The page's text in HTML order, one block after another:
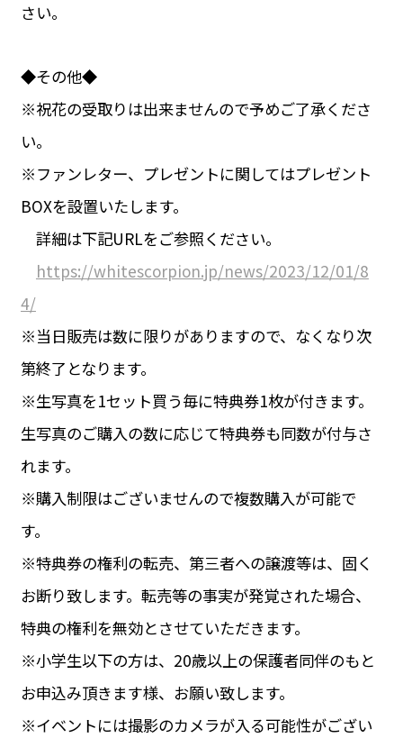
さい。
◆その他◆
※祝花の受取りは出来ませんので予めご了承くださ
い。
※ファンレター、プレゼントに関してはプレゼント
BOXを設置いたします。
詳細は下記URLをご参照ください。
https://whitescorpion.jp/news/2023/12/01/8
4/
※当日販売は数に限りがありますので、なくなり次
第終了となります。
※生写真を1セット買う毎に特典券1枚が付きます。
生写真のご購入の数に応じて特典券も同数が付与さ
れます。
※購入制限はございませんので複数購入が可能で
す。
※特典券の権利の転売、第三者への譲渡等は、固く
お断り致します。転売等の事実が発覚された場合、
特典の権利を無効とさせていただきます。
※小学生以下の方は、20歳以上の保護者同伴のもと
お申込み頂きます様、お願い致します。
※イベントには撮影のカメラが入る可能性がござい